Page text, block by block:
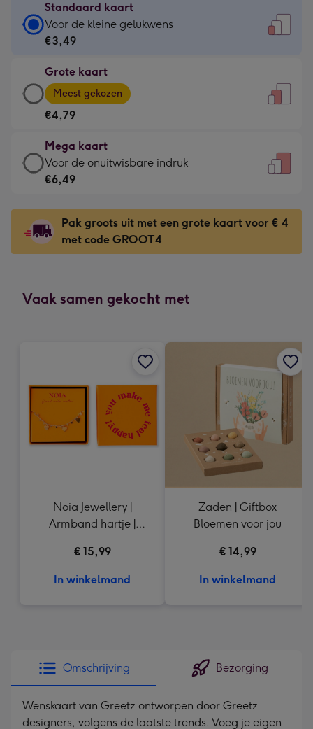
Standaard kaart
Standaard
kaart
€3,49
-
Voor
kleine
gelukwens
-
120
x
160
mm
Voor de kleine gelukwens
€3,49
Grote kaart
Grote
kaart
-
€4,79
-
Meest
gekozen
Dimensions:
167
x
Meest gekozen
€4,79
Mega kaart
Mega
kaart
€6,49
-
Voor
indruk
mm
Voor de onuitwisbare indruk
€6,49
Pak groots uit met een grote kaart voor € 4
met code GROOT4
Vaak samen gekocht met
Noia Jewellery |
Armband hartje |
€ 15,99
In winkelmand
Zaden | Giftbox
Bloemen voor jou
€ 14,99
In winkelmand
Omschrijving Bezorging
Wenskaart van Greetz ontworpen door Greetz
designers, volgens de laatste trends. Voeg je eigen